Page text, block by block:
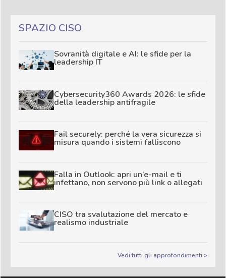
SPAZIO CISO
Sovranità digitale e AI: le sfide per la
leadership IT
Cybersecurity360 Awards 2026: le sfide
della leadership antifragile
Fail securely: perché la vera sicurezza si
misura quando i sistemi falliscono
Falla in Outlook: apri un’e-mail e ti
infettano, non servono più link o allegati
CISO tra svalutazione del mercato e
realismo industriale
Vedi tutti gli approfondimenti >